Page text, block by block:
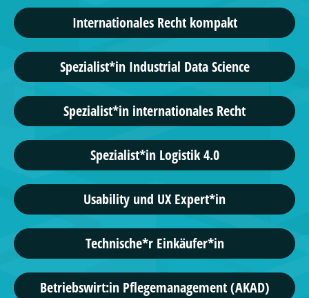
Internationales Recht kompakt
Spezialist*in Industrial Data Science
Spezialist*in internationales Recht
Spezialist*in Logistik 4.0
Usability und UX Expert*in
Technische*r Einkäufer*in
Betriebswirt:in Pflegemanagement (AKAD)